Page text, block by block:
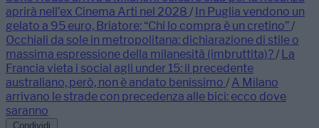
aprirà nell’ex Cinema Arti nel 2028 / In Puglia vendono un
gelato a 95 euro, Briatore: “Chi lo compra è un cretino”/
Occhiali da sole in metropolitana: dichiarazione di stile o
massima espressione della milanesità (imbruttita)?/ La
Francia vieta i social agli under 15: il precedente
australiano, però, non è andato benissimo / A Milano
arrivano le strade con precedenza alle bici: ecco dove
saranno
Condividi